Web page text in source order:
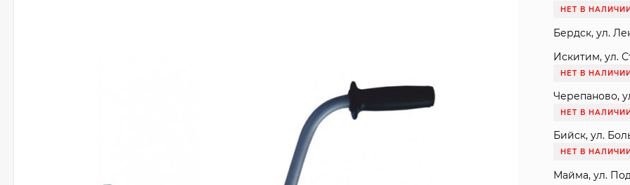
НЕТ В
Бердск, ул.
Искитим, ул.
НЕТ В
Черепаново,
НЕТ В
Бийск, ул.
НЕТ В
Майма, ул.